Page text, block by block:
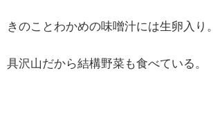
きのことわかめの味噌汁には生卵入り。
具沢山だから結構野菜も食べている。